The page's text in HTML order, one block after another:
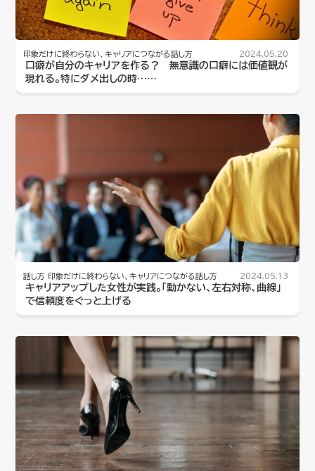
印象だけに終わらない、キャリアにつながる話し方 2024.05.20
口癖が自分のキャリアを作る？ 無意識の口癖には価値観が
現れる。特にダメ出しの時……
話し方 印象だけに終わらない、キャリアにつながる話し方 2024.05.13
キャリアアップした女性が実践。「動かない、左右対称、曲線」
で信頼度をぐっと上げる